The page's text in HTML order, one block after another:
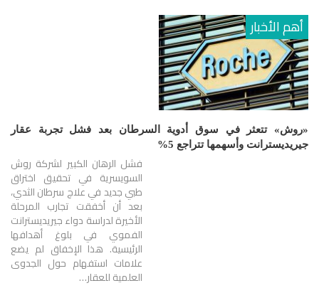
أهم الأخبار
«روش» تتعثر في سوق أدوية السرطان بعد فشل تجربة عقار
جيريديسترانت وأسهمها تتراجع 5%
فشل الرهان الكبير لشركة روش
السويسرية في تحقيق اختراق
طبي جديد في علاج سرطان الثدي،
بعد أن أخفقت تجارب المرحلة
الأخيرة لدراسة دواء جيريديسترانت
الفموي في بلوغ أهدافها
الرئيسية. هذا الإخفاق لم يضع
علامات استفهام حول الجدوى
العلمية للعقار…